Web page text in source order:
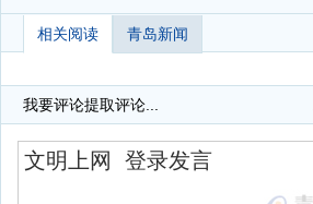
相关阅读 青岛新闻
我要评论提取评论...